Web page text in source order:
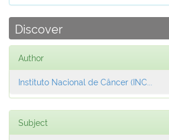
Discover
Author
Instituto Nacional de Câncer (INC...
Subject